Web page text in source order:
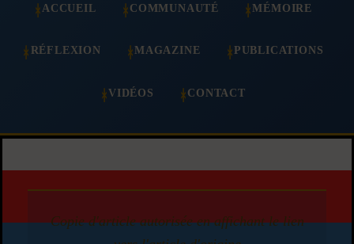
ACCUEIL COMMUNAUTÉ MÉMOIRE
RÉFLEXION MAGAZINE PUBLICATIONS
VIDÉOS CONTACT
Copie d'article autorisée en affichant le lien